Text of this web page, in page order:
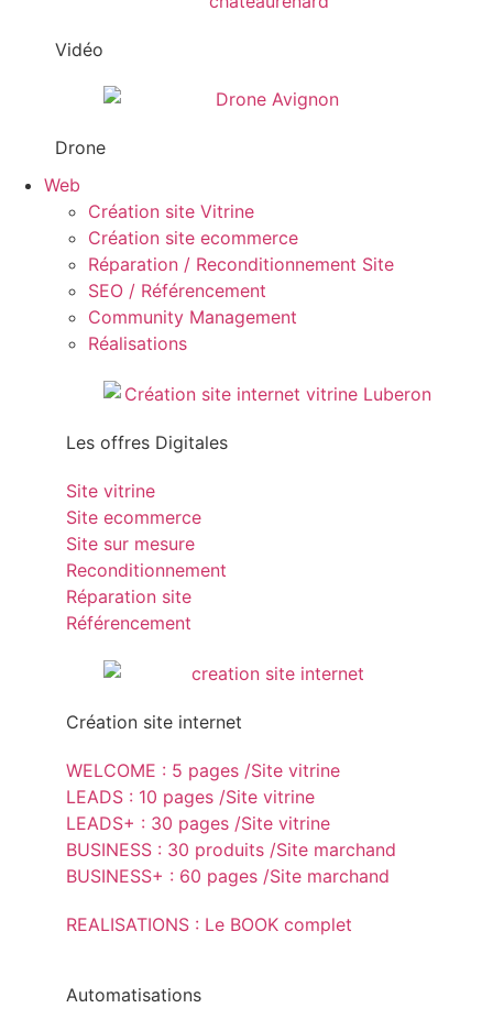
Vidéo
Drone
Web
Création site Vitrine
Création site ecommerce
Réparation / Reconditionnement Site
SEO / Référencement
Community Management
Réalisations
Les offres Digitales
Site vitrine
Site ecommerce
Site sur mesure
Reconditionnement
Réparation site
Référencement
Création site internet
WELCOME : 5 pages /Site vitrine
LEADS : 10 pages /Site vitrine
LEADS+ : 30 pages /Site vitrine
BUSINESS : 30 produits /Site marchand
BUSINESS+ : 60 pages /Site marchand
REALISATIONS : Le BOOK complet
Automatisations